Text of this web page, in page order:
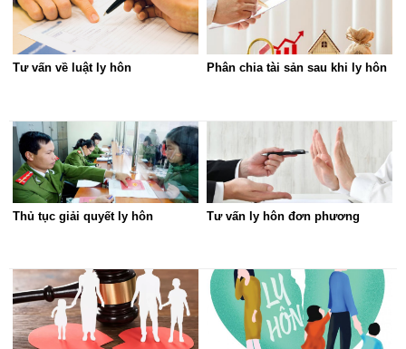
Tư vấn về luật ly hôn Phân chia tài sản sau khi ly hôn
Thủ tục giải quyết ly hôn Tư vấn ly hôn đơn phương